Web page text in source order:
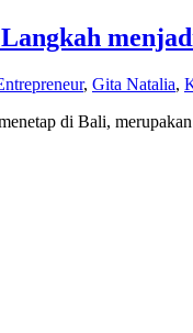
, Gita Natalia,
di Bali,